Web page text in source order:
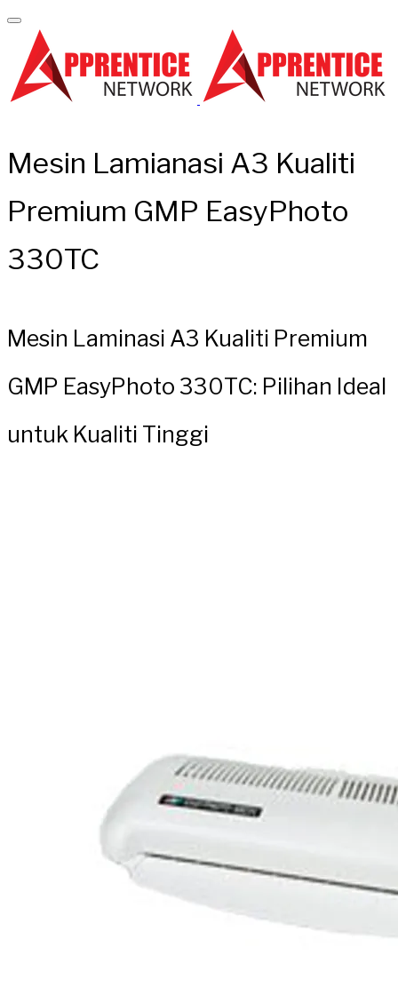
Mesin Lamianasi A3 Kualiti
Premium GMP EasyPhoto
330TC
Mesin Laminasi A3 Kualiti Premium
GMP EasyPhoto 330TC: Pilihan Ideal
untuk Kualiti Tinggi